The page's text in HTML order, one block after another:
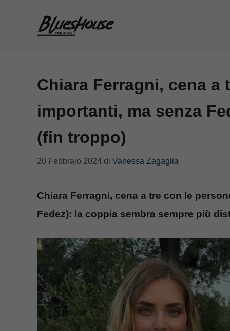
Chiara Ferragni, cena a
importanti, ma senza
(fin troppo)
20 Febbraio 2024 di Vanessa Zagaglia
Chiara Ferragni, cena a tre con le
Fedez): la coppia sembra sempre più